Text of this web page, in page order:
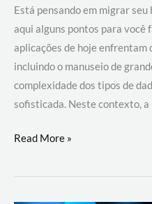
Está pensando em migrar seu
aqui alguns pontos para você
aplicações de hoje enfrentam
incluindo o manuseio de
complexidade dos tipos de
sofisticada. Neste contexto, a
Por
migrar
Read More »